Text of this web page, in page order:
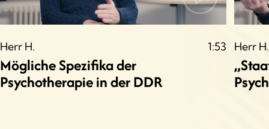
Herr H. 1:53
Mögliche Spezifika der
Psychotherapie in der DDR
Herr H.